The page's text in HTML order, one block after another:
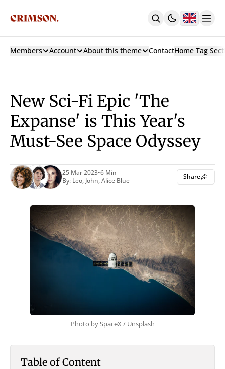
Home
Latest
Authors
Tags
Contact
Sign In
Sign Up
Subscribe
With TOC & Sidebar
With Sticky TOC
Landing
Members Account About this theme ContactHome Tag
New Sci-Fi Epic 'The
Expanse' is This Year's
Must-See Space Odyssey
25 Mar 2023•6 Min
By: Leo, John,Alice Blue Share
Photo by SpaceX / Unsplash
Table of Content